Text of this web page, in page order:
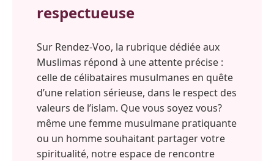
respectueuse
Sur Rendez-Voo, la rubrique dédiée aux
Muslimas répond à une attente précise :
celle de célibataires musulmanes en quête
d’une relation sérieuse, dans le respect des
valeurs de l’islam. Que vous soyez vous?
même une femme musulmane pratiquante
ou un homme souhaitant partager votre
spiritualité, notre espace de rencontre